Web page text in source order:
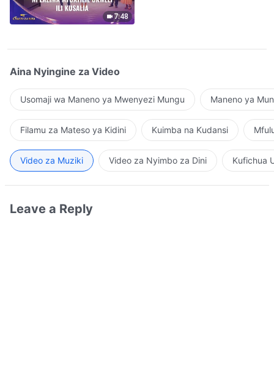
7:48
Aina Nyingine za Video
Usomaji wa Maneno ya Mwenyezi Mungu Maneno ya
Filamu za Mateso ya Kidini Kuimba na Kudansi
Video za Muziki Video za Nyimbo za Dini Kufichua
Leave a Reply